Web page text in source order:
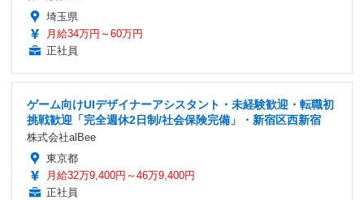
埼玉県
月給34万円～60万円
正社員
ゲーム向けUIデザイナーアシスタント・未経験歓迎・転職初
挑戦歓迎「完全週休2日制/社会保険完備」・新宿区西新宿
株式会社alBee
東京都
月給32万9,400円～46万9,400円
正社員